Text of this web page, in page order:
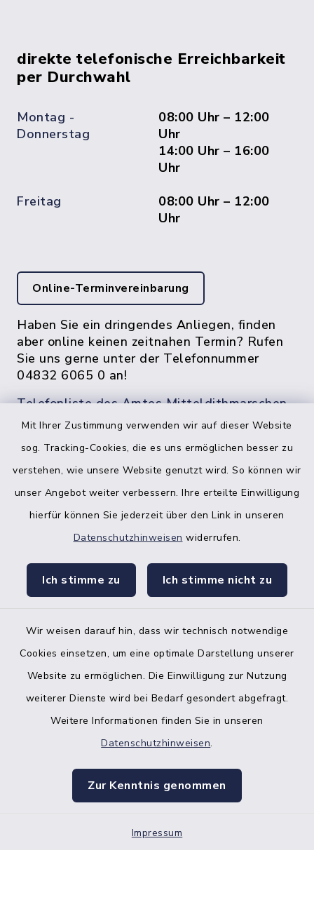
Mit Ihrer Zustimmung verwenden wir auf dieser Website
sog. Tracking-Cookies, die es uns ermöglichen besser zu
verstehen, wie unsere Website genutzt wird. So können wir
unser Angebot weiter verbessern. Ihre erteilte Einwilligung
hierfür können Sie jederzeit über den Link in unseren
Datenschutzhinweisen widerrufen.
Ich stimme zu Ich stimme nicht zu
Wir weisen darauf hin, dass wir technisch notwendige
Cookies einsetzen, um eine optimale Darstellung unserer
Website zu ermöglichen. Die Einwilligung zur Nutzung
weiterer Dienste wird bei Bedarf gesondert abgefragt.
Weitere Informationen finden Sie in unseren
Datenschutzhinweisen.
Zur Kenntnis genommen
Impressum
direkte telefonische Erreichbarkeit
per Durchwahl
Montag -
Donnerstag
08:00 Uhr – 12:00
Uhr
14:00 Uhr – 16:00
Uhr
Freitag
08:00 Uhr – 12:00
Uhr
Online-Terminvereinbarung
Haben Sie ein dringendes Anliegen, finden
aber online keinen zeitnahen Termin? Rufen
Sie uns gerne unter der Telefonnummer
04832 6065 0 an!
Telefonliste des Amtes Mitteldithmarschen
facebook
Bankverbindung der Amtskasse
Barrierefreiheit
Impressum
Sitemap